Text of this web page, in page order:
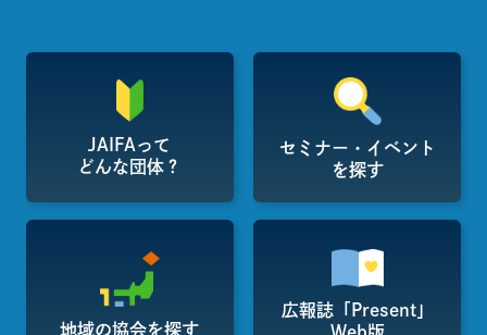
JAIFAって
どんな団体？
セミナー・イベント
を探す
地域の協会を探す
広報誌「Present」